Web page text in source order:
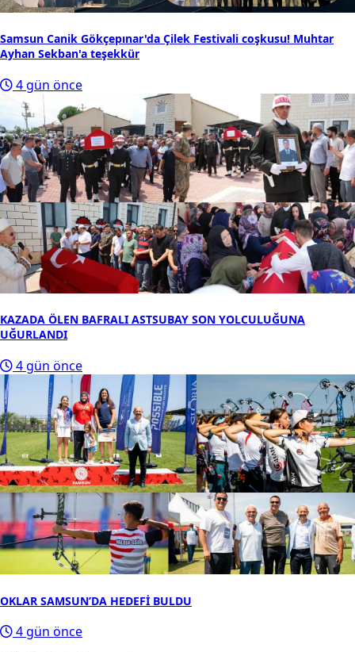
Samsun Canik Gökçepınar'da Çilek Festivali coşkusu! Muhtar
Ayhan Sekban'a teşekkür
4 gün önce
KAZADA ÖLEN BAFRALI ASTSUBAY SON YOLCULUĞUNA
UĞURLANDI
4 gün önce
OKLAR SAMSUN’DA HEDEFİ BULDU
4 gün önce